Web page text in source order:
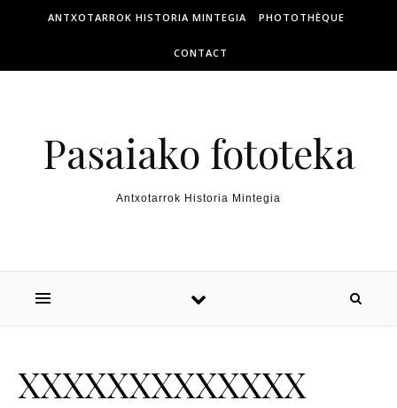
ANTXOTARROK HISTORIA MINTEGIA PHOTOTHÈQUE
CONTACT
Pasaiako fototeka
Antxotarrok Historia Mintegia
XXXXXXXXXXXXX